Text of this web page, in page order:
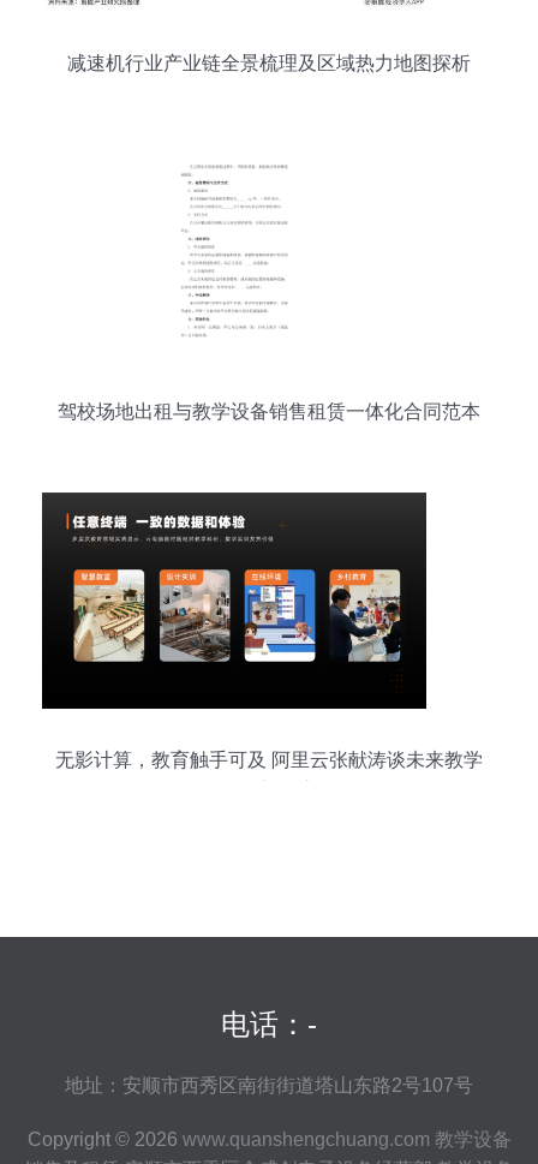
减速机行业产业链全景梳理及区域热力地图探析
驾校场地出租与教学设备销售租赁一体化合同范本
无影计算，教育触手可及 阿里云张献涛谈未来教学
电话：-
地址：安顺市西秀区南街街道塔山东路2号107号
Copyright © 2026 www.quanshengchuang.com 教学设备